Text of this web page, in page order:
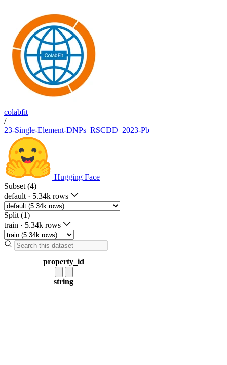
colabfit
/
23-Single-Element-DNPs_RSCDD_2023-Pb
Hugging Face
Subset (4)
default · 5.34k rows
Split (1)
train · 5.34k rows
property_id
string